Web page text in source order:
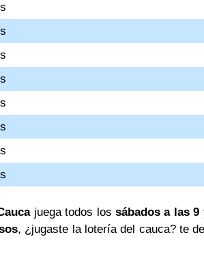
juega todos lossábados a las 9
, ¿jugaste la lotería del cauca? te